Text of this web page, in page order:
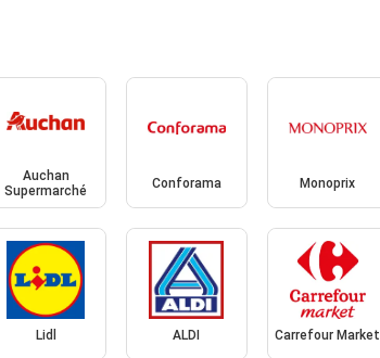
Auchan
Supermarché
Conforama Monoprix
Lidl ALDI Carrefour Market